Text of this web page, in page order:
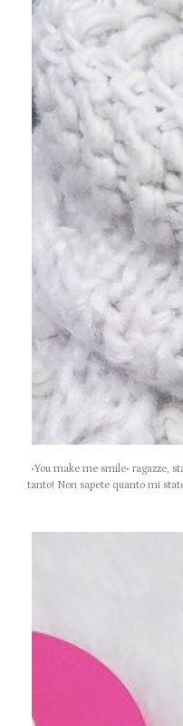
•You make me smile• ragazze,
tanto! Non sapete quanto mi